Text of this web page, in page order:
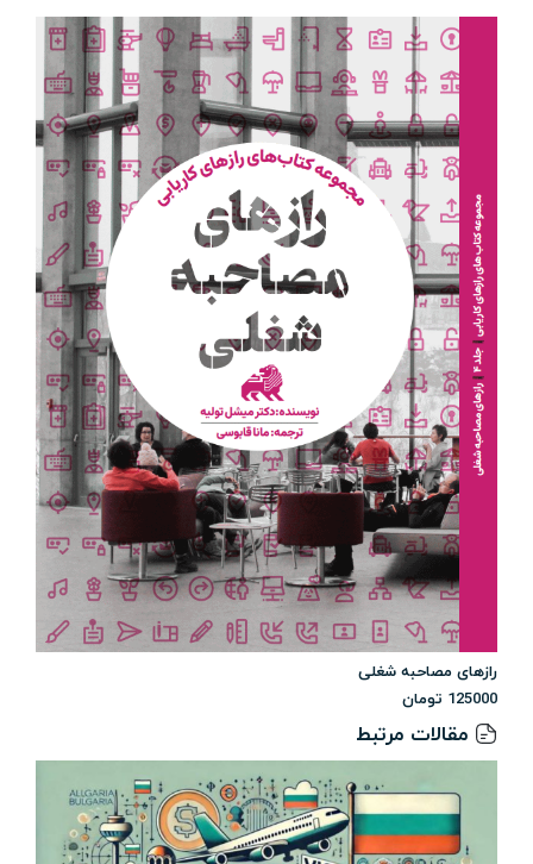
رازهای مصاحبه شغلی
125000 تومان
مقالات مرتبط